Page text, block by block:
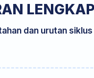
LENGKAP
dan urutan